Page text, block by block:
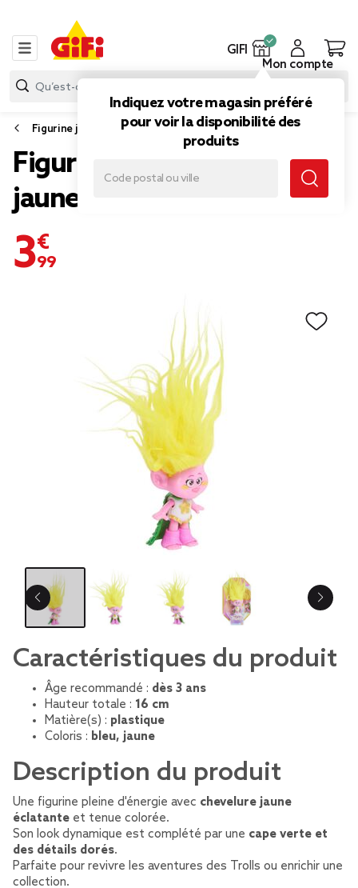
GIFI
Indiquez votre magasin préféré
pour voir la disponibilité des
produits
Mon compte
Figurine jouet
Figurine Troll Viva bleu et
jaune
3,99 €
Caractéristiques du produit
Âge recommandé : dès 3 ans
Hauteur totale : 16 cm
Matière(s) : plastique
Coloris : bleu, jaune
Description du produit
Une figurine pleine d'énergie avec chevelure jaune
éclatante et tenue colorée.
Son look dynamique est complété par une cape verte et
des détails dorés.
Parfaite pour revivre les aventures des Trolls ou enrichir une
collection.